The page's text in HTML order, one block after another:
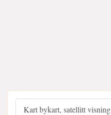
Kart bykart, satellitt visning